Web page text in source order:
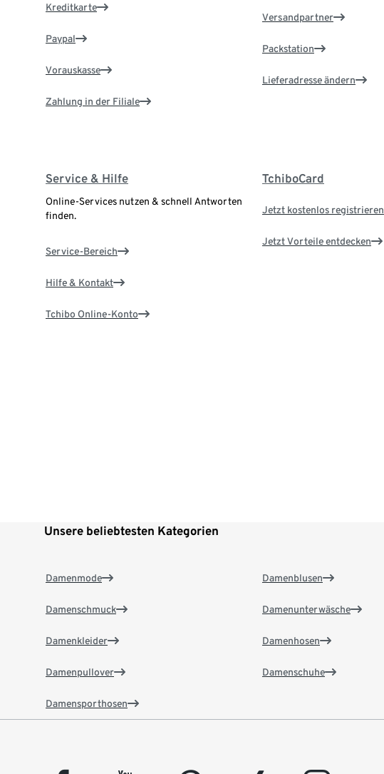
Kreditkarte
Paypal
Vorauskasse
Zahlung in der Filiale
Versandpartner
Packstation
Lieferadresse ändern
Service & Hilfe
Online-Services nutzen & schnell Antworten
finden.
Service-Bereich
Hilfe & Kontakt
Tchibo Online-Konto
TchiboCard
Jetzt kostenlos registrieren
Jetzt Vorteile entdecken
Unsere beliebtesten Kategorien
Damenmode
Damenschmuck
Damenkleider
Damenpullover
Damensporthosen
Damenblusen
Damenunterwäsche
Damenhosen
Damenschuhe